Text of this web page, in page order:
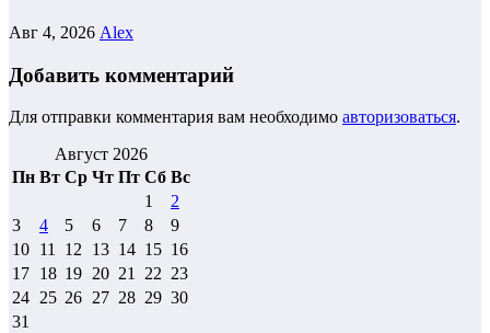
Авг 4, 2026 Alex
Добавить комментарий
Для отправки комментария вам необходимо авторизоваться.
Август 2026
Пн Вт Ср Чт Пт Сб Вс
1
2
3
4 5 6 7 8
9
10 11 12 13 14 15 16
17 18 19 20 21 22 23
24 25 26 27 28 29 30
31